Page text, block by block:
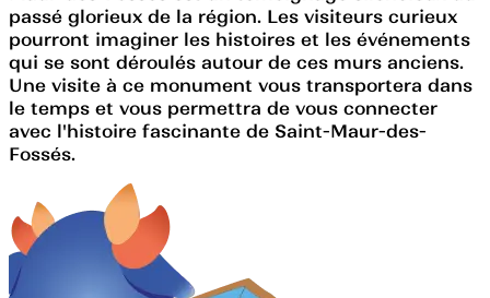
passé glorieux de la région. Les visiteurs curieux
pourront imaginer les histoires et les événements
qui se sont déroulés autour de ces murs anciens.
Une visite à ce monument vous transportera dans
le temps et vous permettra de vous connecter
avec l'histoire fascinante de Saint-Maur-des-
Fossés.